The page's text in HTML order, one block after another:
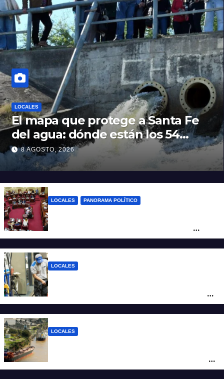
LOCALES
El mapa que protege a Santa Fe
del agua: dónde están los 54
puntos de bombeo
8 AGOSTO, 2026
LOCALES PANORAMA POLÍTICO
Santa Fe
LOCALES
ciudad de Santa Fe: la nafta súper superó
los $2.100 y llenar el tanque cuesta más
LOCALES
posicionar los puertos del sur de Santa Fe
como salida para las exportaciones